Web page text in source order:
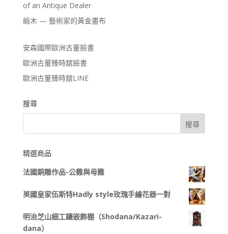
of an Antique Dealer
緞木 — 藝術家的黃金畫布
安森國際歐洲古董臉書
歐洲古董臻時舘臉書
歐洲古董臻時舘LINE
搜尋
精選商品
法國銅雕作品-公雞與母雞
英國皇家伍斯特Hadly style玫瑰手繪花器一對
明治芝山細工鑲嵌飾棚（Shodana/Kazari-
dana）